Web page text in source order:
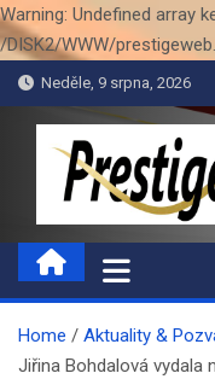
Warning: Undefined array
/DISK2/WWW/
Skip
to
Neděle, 9 srpna, 2026
Home
Aktuality &
Jiřina Bohdalová vydala